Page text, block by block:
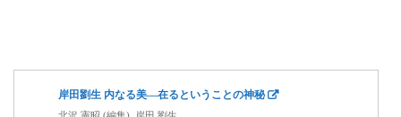
岸田劉生 内なる美―在るということの神秘